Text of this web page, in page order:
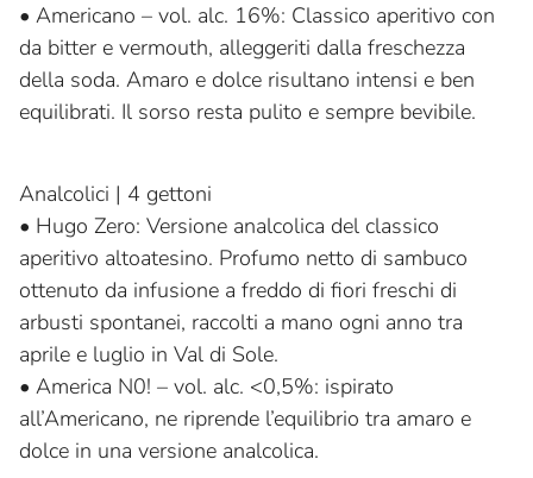
• Americano – vol. alc. 16%: Classico aperitivo con
da bitter e vermouth, alleggeriti dalla freschezza
della soda. Amaro e dolce risultano intensi e ben
equilibrati. Il sorso resta pulito e sempre bevibile.
Analcolici | 4 gettoni
• Hugo Zero: Versione analcolica del classico
aperitivo altoatesino. Profumo netto di sambuco
ottenuto da infusione a freddo di fiori freschi di
arbusti spontanei, raccolti a mano ogni anno tra
aprile e luglio in Val di Sole.
• America N0! – vol. alc. <0,5%: ispirato
all’Americano, ne riprende l’equilibrio tra amaro e
dolce in una versione analcolica.